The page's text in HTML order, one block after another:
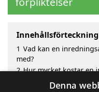
Innehållsförteckning
1 Vad kan en
med?
2 Hur mycket kostar en
Fördelar med att
Denna